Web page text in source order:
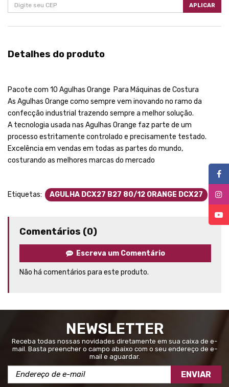
APLICAR
Detalhes do produto
Pacote com 10 Agulhas Orange Para Máquinas de Costura
As Agulhas Orange como sempre vem inovando no ramo da
confecção industrial trazendo sempre a melhor solução.
A tecnologia usada nas Agulhas Orange faz parte de um
processo estritamente controlado e precisamente testado.
Excelência em vendas em todas as partes do mundo,
costurando as melhores marcas do mercado
Etiquetas: AGULHA DCX27 B27 80/12 ORANGE DCX27
Comentários (0)
Escreva um Comentário
Não há comentários para este produto.
NEWSLETTER
Receba todas nossas novidades diretamente em sua caixa de e-
mail. Basta preencher o campo abaixo com o seu endereço de e-
mail e aguardar.
ENVIAR